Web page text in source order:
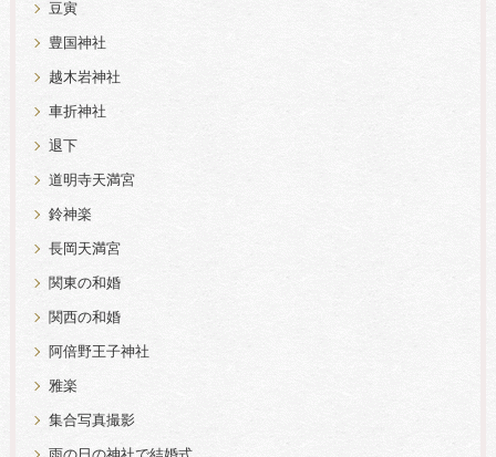
豆寅
豊国神社
越木岩神社
車折神社
退下
道明寺天満宮
鈴神楽
長岡天満宮
関東の和婚
関西の和婚
阿倍野王子神社
雅楽
集合写真撮影